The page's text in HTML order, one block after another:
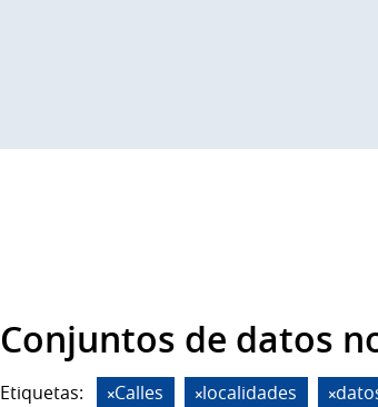
Conjuntos de datos
Etiquetas: Calles localidades